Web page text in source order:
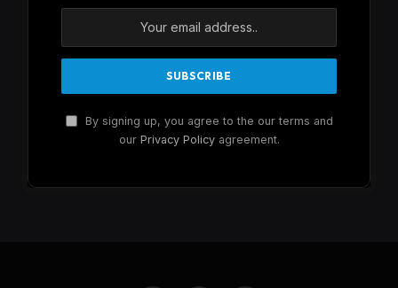
By signing up, you agree to the our terms and
our Privacy Policyagreement.